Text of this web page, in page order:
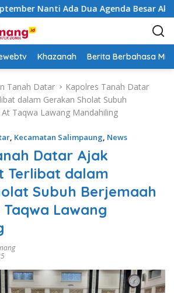
Nanti Ada Dua Agenda Besar Akan
Khazanah Berita Berbahasa
Tanah Datar
Kapolres Tanah Datar
dalam Gerakan Sholat Subuh
Taqwa Lawang Mandahiling
, Kecamatan Salimpaung, News
Datar Ajak
Terlibat dalam
Subuh Berjemaah
Lawang